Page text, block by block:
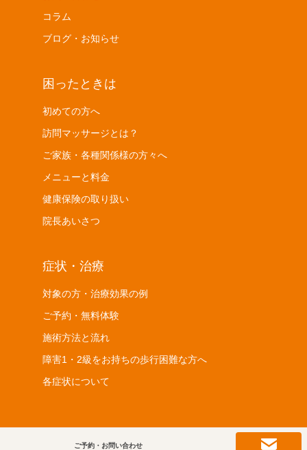
ご予約・お問い合わせ
コラム
ブログ・お知らせ
困ったときは
初めての方へ
訪問マッサージとは？
ご家族・各種関係様の方々へ
メニューと料金
健康保険の取り扱い
院長あいさつ
症状・治療
対象の方・治療効果の例
ご予約・無料体験
施術方法と流れ
障害1・2級をお持ちの歩行困難な方へ
各症状について